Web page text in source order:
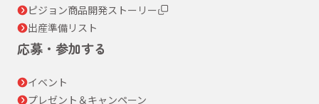
ピジョン商品開発ストーリー
出産準備リスト
応募・参加する
イベント
プレゼント＆キャンペーン